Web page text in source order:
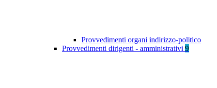
Provvedimenti organi indirizzo-politico
Provvedimenti dirigenti - amministrativi 9